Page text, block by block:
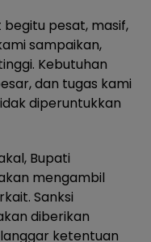
begitu pesat, masif,
sampaikan,
Kebutuhan
dan tugas kami
diperuntukkan
Bupati
mengambil
Sanksi
diberikan
ketentuan